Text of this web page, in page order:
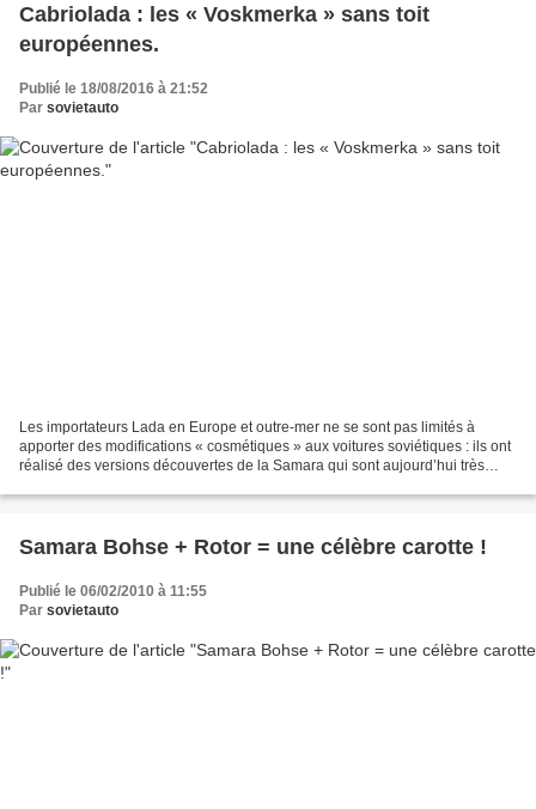
Cabriolada : les « Voskmerka » sans toit
européennes.
Publié le 18/08/2016 à 21:52
Par sovietauto
Les importateurs Lada en Europe et outre-mer ne se sont pas limités à
apporter des modifications « cosmétiques » aux voitures soviétiques : ils ont
réalisé des versions découvertes de la Samara qui sont aujourd’hui très
Samara Bohse + Rotor = une célèbre carotte !
Publié le 06/02/2010 à 11:55
Par sovietauto